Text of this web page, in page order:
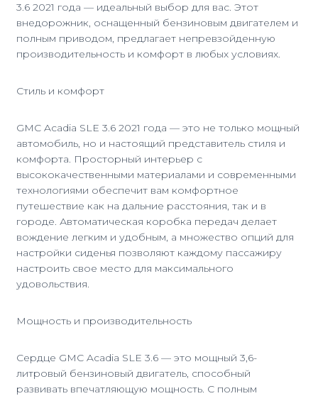
3.6 2021 года — идеальный выбор для вас. Этот
внедорожник, оснащенный бензиновым двигателем и
полным приводом, предлагает непревзойденную
производительность и комфорт в любых условиях.
Стиль и комфорт
GMC Acadia SLE 3.6 2021 года — это не только мощный
автомобиль, но и настоящий представитель стиля и
комфорта. Просторный интерьер с
высококачественными материалами и современными
технологиями обеспечит вам комфортное
путешествие как на дальние расстояния, так и в
городе. Автоматическая коробка передач делает
вождение легким и удобным, а множество опций для
настройки сиденья позволяют каждому пассажиру
настроить свое место для максимального
удовольствия.
Мощность и производительность
Сердце GMC Acadia SLE 3.6 — это мощный 3,6-
литровый бензиновый двигатель, способный
развивать впечатляющую мощность. С полным